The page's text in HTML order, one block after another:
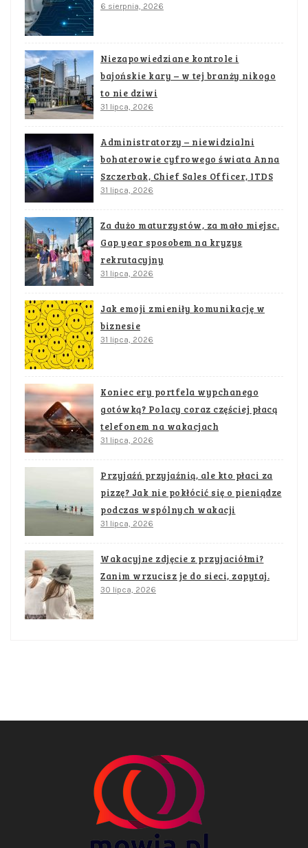
6 sierpnia, 2026
Niezapowiedziane kontrole i
bajońskie kary – w tej branży nikogo
to nie dziwi
31 lipca, 2026
Administratorzy – niewidzialni
bohaterowie cyfrowego świata Anna
Szczerbak, Chief Sales Officer, ITDS
31 lipca, 2026
Za dużo maturzystów, za mało miejsc.
Gap year sposobem na kryzys
rekrutacyjny
31 lipca, 2026
Jak emoji zmieniły komunikację w
biznesie
31 lipca, 2026
Koniec ery portfela wypchanego
gotówką? Polacy coraz częściej płacą
telefonem na wakacjach
31 lipca, 2026
Przyjaźń przyjaźnią, ale kto płaci za
pizzę? Jak nie pokłócić się o pieniądze
podczas wspólnych wakacji
31 lipca, 2026
Wakacyjne zdjęcie z przyjaciółmi?
Zanim wrzucisz je do sieci, zapytaj.
30 lipca, 2026